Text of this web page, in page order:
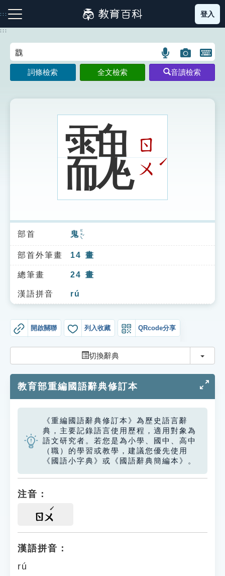
到
主
:::
注音索引圖示 筆畫索引圖示 部首索引表圖示
索引選單
知識索引
單字索引
生命大百科索引
遊戲專區
教學應用
貓頭鷹博士
登入
:::
語
言
搜
示
圖
片
搜
開
鍵
圖
詞條檢索 全文檢索 音讀檢索
䰰ㄖ
ㄨˊ
部首 鬼ㄍㄨㄟˇ
部首外筆畫 14 畫
總筆畫 24 畫
漢語拼音 rú
開啟關聯 列入收藏 QRcode分享
切換辭典 切換
教育部重編國語辭典修訂本
《重編國語辭典修訂本》為歷史語言辭
典，主要記錄語言使用歷程，適用對象為
語文研究者。若您是為小學、國中、高中
（職）的學習或教學，建議您優先使用
《國語小字典》或《國語辭典簡編本》。
注音：
ㄖㄨ
漢語拼音：
rú